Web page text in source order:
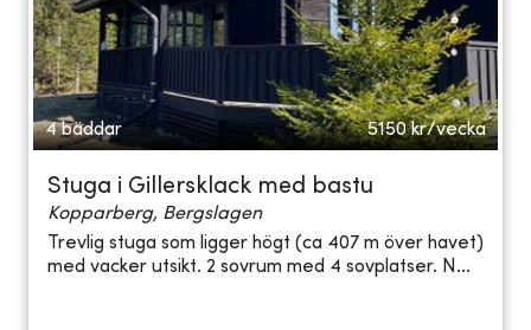
4 bäddar 5150 kr/vecka
Stuga i Gillersklack med bastu
Kopparberg, Bergslagen
Trevlig stuga som ligger högt (ca 407 m över havet)
med vacker utsikt. 2 sovrum med 4 sovplatser. N...